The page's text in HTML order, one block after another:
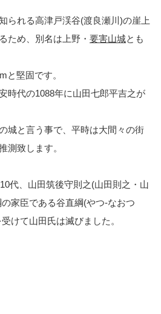
られる高津戸渓谷(渡良瀬川)の崖上
ため、別名は上野・ 要害山城とも
と堅固です。
時代の1088年に山田七郎平吉之が
城と言う事で、平時は大間々の街
測致します。
代、山田筑後守則之(山田則之・山
家臣である谷直綱(やつ-なおつ
けて山田氏は滅びました。